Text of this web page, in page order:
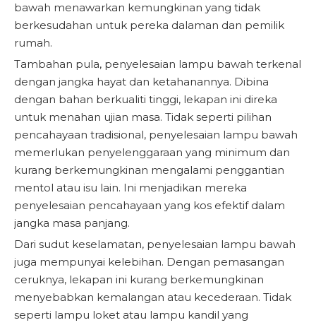
bawah menawarkan kemungkinan yang tidak
berkesudahan untuk pereka dalaman dan pemilik
rumah.
Tambahan pula, penyelesaian lampu bawah terkenal
dengan jangka hayat dan ketahanannya. Dibina
dengan bahan berkualiti tinggi, lekapan ini direka
untuk menahan ujian masa. Tidak seperti pilihan
pencahayaan tradisional, penyelesaian lampu bawah
memerlukan penyelenggaraan yang minimum dan
kurang berkemungkinan mengalami penggantian
mentol atau isu lain. Ini menjadikan mereka
penyelesaian pencahayaan yang kos efektif dalam
jangka masa panjang.
Dari sudut keselamatan, penyelesaian lampu bawah
juga mempunyai kelebihan. Dengan pemasangan
ceruknya, lekapan ini kurang berkemungkinan
menyebabkan kemalangan atau kecederaan. Tidak
seperti lampu loket atau lampu kandil yang